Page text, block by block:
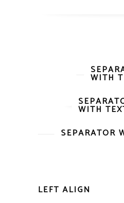
WITH
WITH
SEPARATOR
LEFT ALIGN